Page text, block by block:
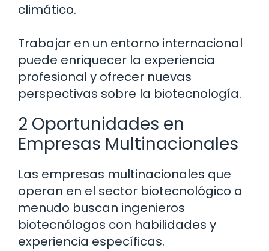
climático.
Trabajar en un entorno internacional
puede enriquecer la experiencia
profesional y ofrecer nuevas
perspectivas sobre la biotecnología.
2 Oportunidades en
Empresas Multinacionales
Las empresas multinacionales que
operan en el sector biotecnológico a
menudo buscan ingenieros
biotecnólogos con habilidades y
experiencia específicas.